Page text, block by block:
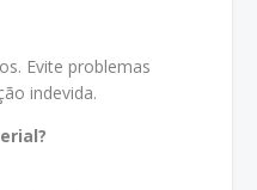
Evite problemas
indevida.